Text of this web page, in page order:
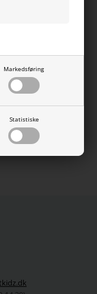
Markedsføring
Statistiske
fra det danske
et absolut must-
er dobbeltstørrelse.